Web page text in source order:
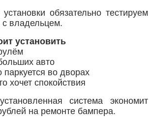
обязательно тестируем
с владельцем.
установить
авто
паркуется во дворах
хочет спокойствия
система экономит
на ремонте бампера.